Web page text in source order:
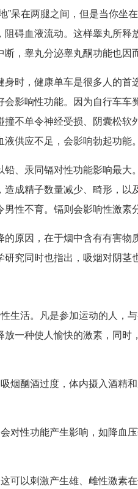
”呆在两腿之间，但是当你坐
阻碍血液流动。这样睾丸所
断，睾丸分泌睾丸酮功能也
身时，健康单车是很多人的
会影响性功能。因为自行车
撞不单令神经受损、阴囊松
液供应不足，会影响勃起功能
铅、汞同镉对性功能影响最
造成精子数量减少、畸形，
男性不育。镉则会影响性激素
的原因，在于烟中含有有害
研究同时也指出，吸烟对阴
生活。凡是参加运动的人，
放一种使人愉快的激素，同
烟酗酒过度，体内摄入酒精
对性功能产生影响，如降血
可以刺激产生雄、雌性激素